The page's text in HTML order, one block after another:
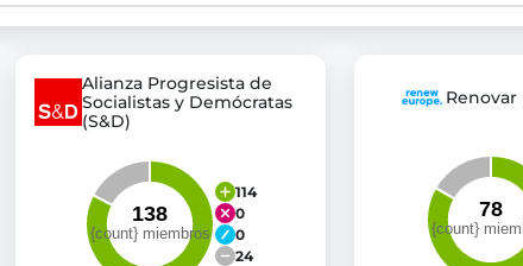
Alianza Progresista de
Socialistas y Demócratas
(S&D)
114
0
0
24
Renovar